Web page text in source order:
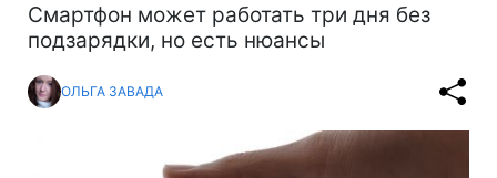
Смартфон может работать три дня без
подзарядки, но есть нюансы
ОЛЬГА ЗАВАДА